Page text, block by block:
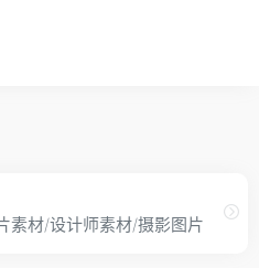
素材/设计师素材/摄影图片